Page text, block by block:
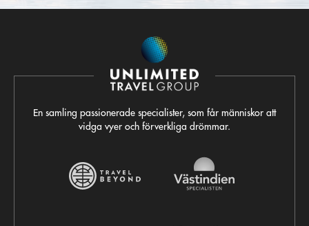
En samling passionerade specialister, som får människor att
vidga vyer och förverkliga drömmar.